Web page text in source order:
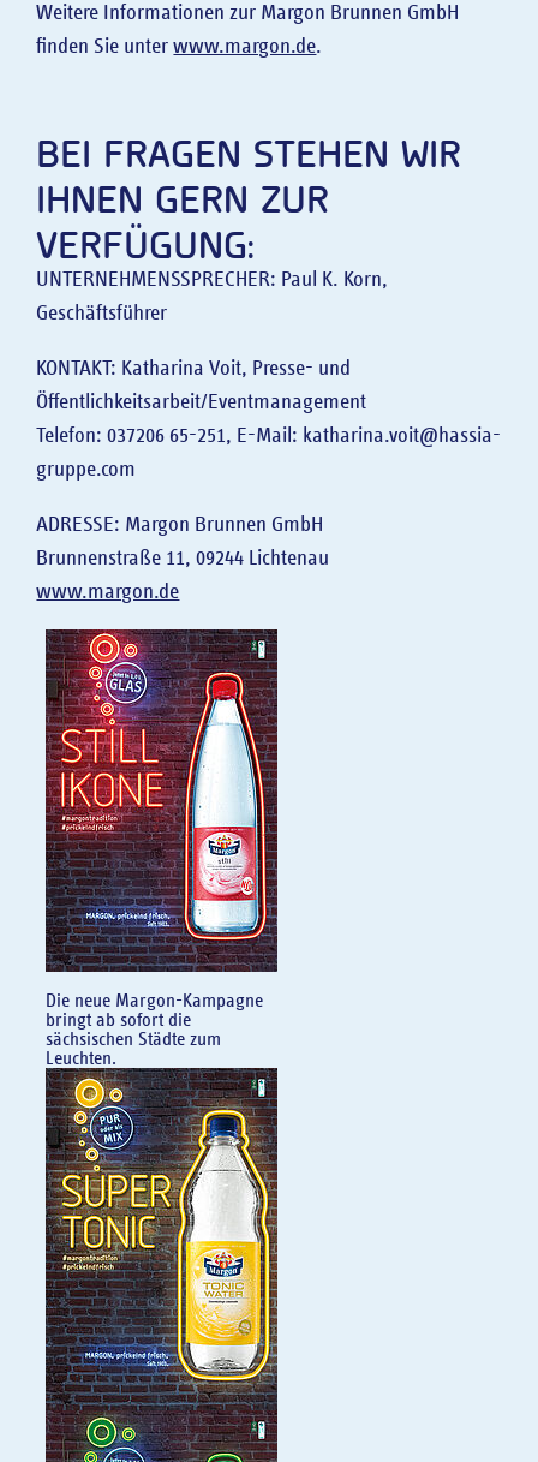
Weitere Informationen zur Margon Brunnen GmbH
finden Sie unterwww.margon.de.
BEI FRAGEN STEHEN WIR
IHNEN GERN ZUR
VERFÜGUNG:
UNTERNEHMENSSPRECHER: Paul K. Korn,
Geschäftsführer
KONTAKT: Katharina Voit, Presse- und
Öffentlichkeitsarbeit/Eventmanagement
Telefon: 037206 65-251, E-Mail: katharina.voit@hassia-
gruppe.com
ADRESSE: Margon Brunnen GmbH
Brunnenstraße 11, 09244 Lichtenau
www.margon.de
Die neue Margon-Kampagne
bringt ab sofort die
sächsischen Städte zum
Leuchten.